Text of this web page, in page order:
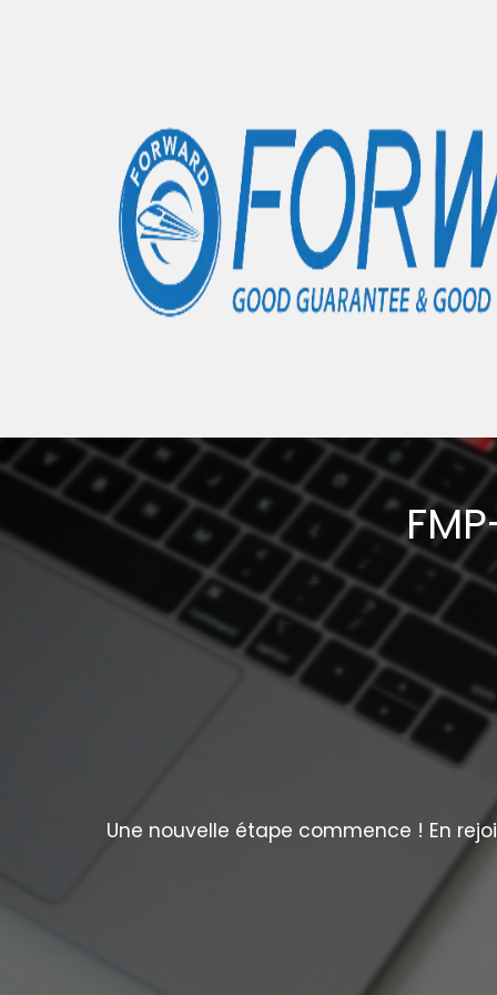
Accueil
Articles Poco X6 Pro- 0 éléments
Une nouvelle étape commence ! En